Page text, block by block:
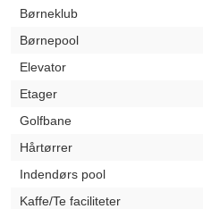
Børneklub
Børnepool
Elevator
Etager
Golfbane
Hårtørrer
Indendørs pool
Kaffe/Te faciliteter